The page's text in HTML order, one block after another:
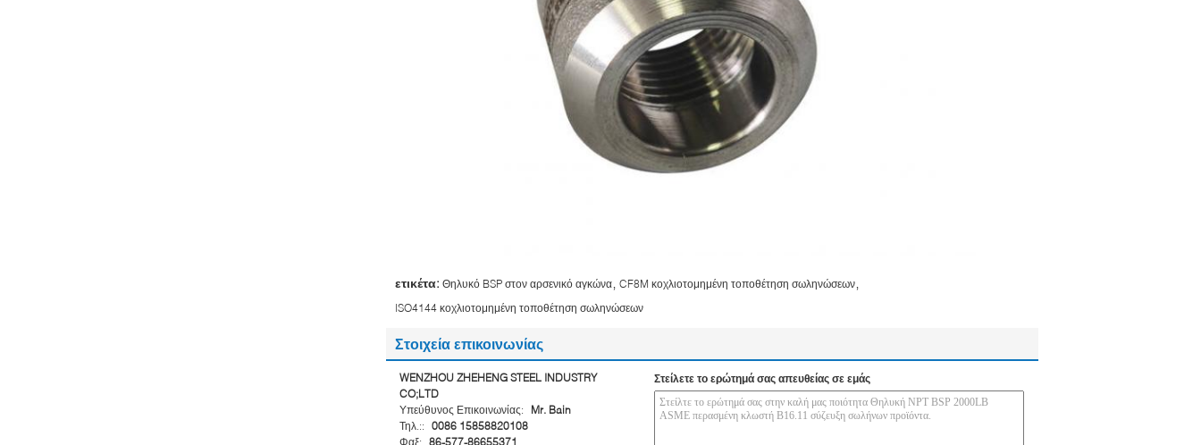
ετικέτα: Θηλυκό BSP στον αρσενικό αγκώνα CF8M κοχλιοτομημένη τοποθέτηση σωληνώσεων
ISO4144 κοχλιοτομημένη τοποθέτηση σωληνώσεων
Στοιχεία επικοινωνίας
WENZHOU ZHEHENG STEEL INDUSTRY
CO;LTD
Υπεύθυνος Επικοινωνίας:
Mr. Bain
Τηλ.:: 0086 15858820108
Φαξ: 86-577-86655371
Στείλετε το ερώτημά σας απευθείας σε εμάς